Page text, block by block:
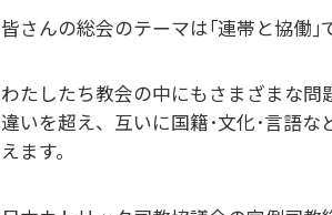
皆さんの総会のテーマは｢連帯と協働｣
わたしたち教会の中にもさまざまな
違いを超え、互いに国籍･文化･言語
えます。